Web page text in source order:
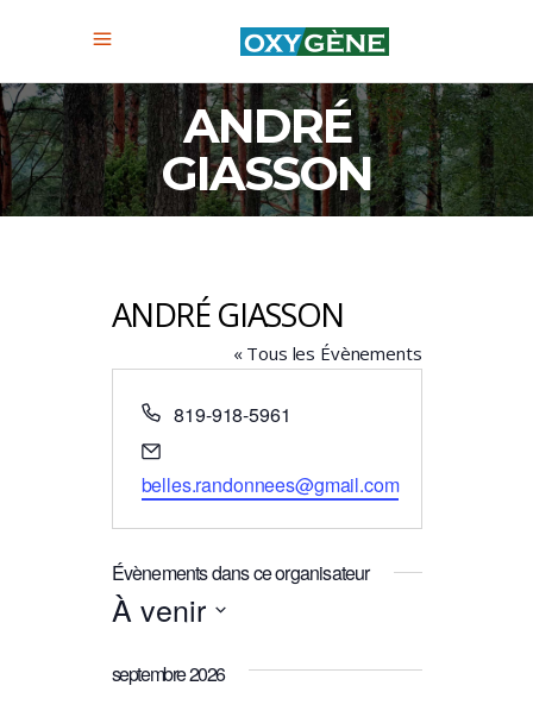
ANDRÉ
GIASSON
ANDRÉ GIASSON
« Tous les Évènements
Téléphone
819-918-5961
belles.randonnees@gmail.com
Évènements dans ce organisateur
À venir
une
septembre 2026